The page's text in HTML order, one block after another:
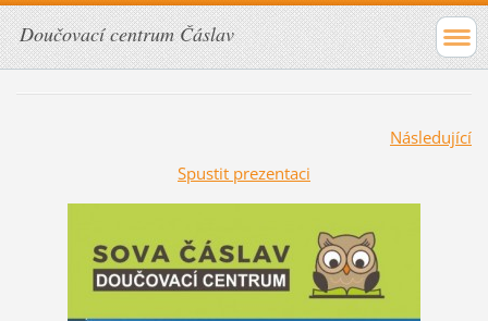
Doučovací centrum Čáslav
Následující
Spustit prezentaci